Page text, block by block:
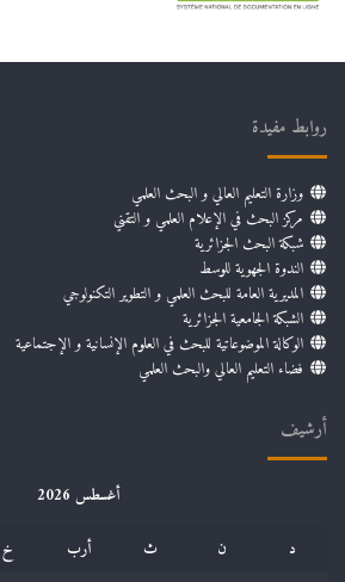
روابط مفيدة
وزارة التعليم العالي و البحث العلمي
مركز البحث في الإعلام العلمي و التقني
شبكة البحث الجزائرية
الندوة الجهوية للوسط
المديرية العامة للبحث العلمي و التطوير التكنولوجي
الشبكة الجامعية الجزائرية
الوكالة الموضوعاتية للبحث في العلوم الإنسانية و الإجتماعية
فضاء التعليم العالي والبحث العلمي
أرشيف
أغسطس 2026
د
ن ث أرب خ